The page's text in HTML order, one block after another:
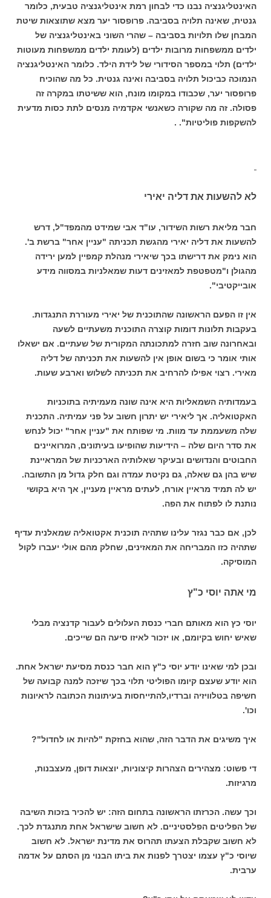
האינטליגנציה נבנו כדי לבחון רמת אינטליגנציה טבעית, כלומר
גנטית, שאינה תלויה בסביבה. פרופסור יער מצא שתוצאות שיטת
המבחן שלו תלויות בסביבה – שהרי השוני באינטליגנציה של
ילדים ממשפחות מרובות ילדים (לעומת ילדים ממשפחות מעוטות
ילדים) תלוי במספר הסידורי של לידת הילד. כלומר האינטליגנציה
הנמוכה כביכול תלויה בסביבה ואינה גנטית. כל מה שהוכיח
פרופסור יער, שכבודו במקומו מונח, הוא ששיטתו במקרה זה
פסולה. זה מה שקורה כשאנשי אקדמיה מנסים לתת כסות מדעית
להשקפות פוליטיות". .
לא להשעות את דליה יאירי
חבר מליאת רשות השידור, עו"ד אבי שמידט מהמפד"ל, דרש
להשעות את דליה יאירי מהגשת תכניתה "עניין אחר" ברשת ב'.
הוא נימק את דרישתו בכך שיאירי מנהלת קמפיין למען ירידה
מהגולן ו"מטפטפת למאזינים דעות שמאלניות במסווה מידע
אובייקטיבי".
אין זו הפעם הראשונה שהתוכנית של יאירי מעוררת התנגדות.
בעקבות תלונות דומות קוצרה התוכנית משעתיים לשעה
ובאחרונה שוב חזרה למתכונתה המקורית של שעתיים. אם ישאלו
אותי אומר כי בשום אופן אין להשעות את תכניתה של דליה
מאירי. רצוי אפילו להרחיב את תכניתה לשלוש וארבע שעות.
בעמדותיה השמאליות היא אינה שונה מעמיתיה בתוכניות
האקטואליה. אך ליאירי יש יתרון חשוב על פני עמיתיה. התכנית
שלה משעממת עד מוות. מי שפותח את "עניין אחר" יכול לנחש
את סדר היום שלה – הידיעות שהופיעו בעיתונים, המרואיינים
החבוטים והנדושים ובעיקר שאלותיה הארכניות של המראיינת
שיש בהן גם שאלה, גם נקיטת עמדה וגם חלק גדול מן התשובה.
יש לה תמיד מראיין אורח, לעתים מראיין מעניין, אך היא בקושי
נותנת לו לפתוח את הפה.
לכן, אם כבר נגזר עלינו שתהיה תוכנית אקטואליה שמאלנית עדיף
שתהיה כזו המבריחה את המאזינים, שחלק מהם אולי יעברו לקול
המוסיקה.
מי אתה יוסי כ"ץ
יוסי כץ הוא מאותם חברי כנסת העלולים לעבור קדנציה מבלי
שאיש יחוש בקיומם, או יזכור לאיזו סיעה הם שייכים.
ובכן למי שאינו יודע יוסי כ"ץ הוא חבר כנסת מסיעת ישראל אחת.
הוא יודע שעצם קיומו הפוליטי תלוי בכך שיזכה למנה קבועה של
חשיפה בטלוויזיה וברדיו,להתייחסות בעיתונות הכתובה לראיונות
וכו'.
איך משיגים את הדבר הזה, שהוא בחזקת "להיות או לחדול"?
די פשוט: מצהירים הצהרות קיצוניות, יוצאות דופן, מעצבנות,
מרגיזות.
וכך עשה. הכרזתו הראשונה בתחום הזה: יש להכיר בזכות השיבה
של הפליטים הפלסטיניים. לא חשוב שישראל אחת מתנגדת לכך.
לא חשוב שקבלת הצעתו תהרוס את מדינת ישראל. לא חשוב
שיוסי כ"ץ עצמו יצטרך לפנות את ביתו הבנוי מן הסתם על אדמה
ערבית.